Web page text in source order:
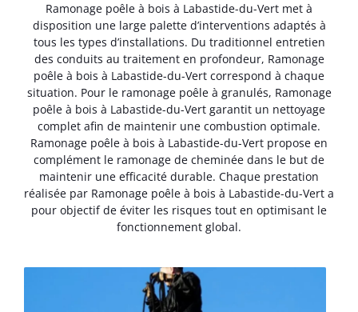
Ramonage poêle à bois à Labastide-du-Vert met à
disposition une large palette d’interventions adaptés à
tous les types d’installations. Du traditionnel entretien
des conduits au traitement en profondeur, Ramonage
poêle à bois à Labastide-du-Vert correspond à chaque
situation. Pour le ramonage poêle à granulés, Ramonage
poêle à bois à Labastide-du-Vert garantit un nettoyage
complet afin de maintenir une combustion optimale.
Ramonage poêle à bois à Labastide-du-Vert propose en
complément le ramonage de cheminée dans le but de
maintenir une efficacité durable. Chaque prestation
réalisée par Ramonage poêle à bois à Labastide-du-Vert a
pour objectif de éviter les risques tout en optimisant le
fonctionnement global.